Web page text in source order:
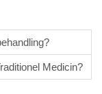
Medicin?